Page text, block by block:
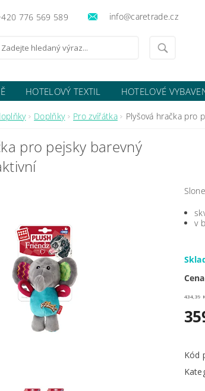
776 569 589 info@caretrade.cz
HOTELOVÝ TEXTIL HOTELOVÉ
Doplňky Pro zvířátka Plyšová hračka pro
pro pejsky barevný
v
Kód